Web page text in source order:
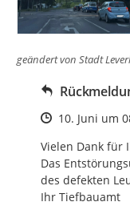
geändert von Stadt
Zeitpunkt des
10. Juni um
Vielen Dank für
Das
des defekten
Ihr Tiefbauamt